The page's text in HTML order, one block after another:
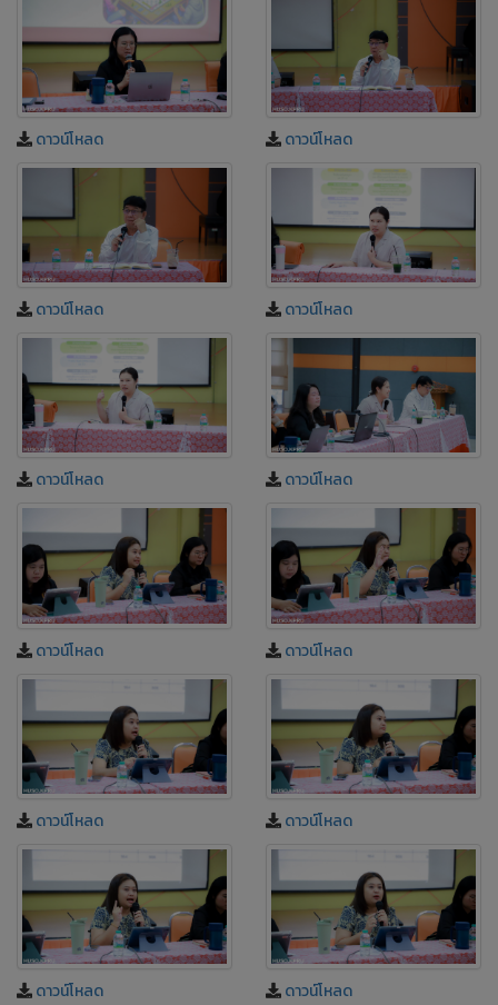
ดาวน์โหลด ดาวน์โหลด
ดาวน์โหลด ดาวน์โหลด
ดาวน์โหลด ดาวน์โหลด
ดาวน์โหลด ดาวน์โหลด
ดาวน์โหลด ดาวน์โหลด
ดาวน์โหลด ดาวน์โหลด